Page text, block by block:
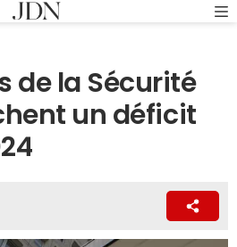
de la Sécurité
un déficit